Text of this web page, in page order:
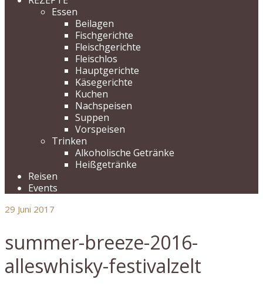
Essen
Beilagen
Fischgerichte
Fleischgerichte
Fleischlos
Hauptgerichte
Käsegerichte
Kuchen
Nachspeisen
Suppen
Vorspeisen
Trinken
Alkoholische Getränke
Heißgetränke
Reisen
Events
29 Juni 2017
summer-breeze-2016-
alleswhisky-festivalzelt